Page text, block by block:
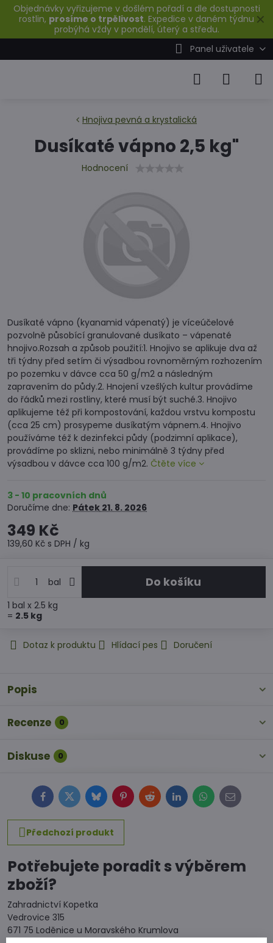
✕
Objednávky vyřizujeme v došlém pořadí a dle dostupnosti
rostlin, prosíme o trpělivost. Expedice v daném týdnu
probýhá vždy v pondělí, úterý a středu.
Panel uživatele
Hnojiva pevná a krystalická
Dusíkaté vápno 2,5 kg"
Hodnocení
Dusíkaté vápno (kyanamid vápenatý) je víceúčelové
pozvolně působící granulované dusíkato – vápenaté
hnojivo.Rozsah a způsob použití:1. Hnojivo se aplikuje dva až
tři týdny před setím či výsadbou rovnoměrným rozhozením
po pozemku v dávce cca 50 g/m2 a následným
zapravením do půdy.2. Hnojení vzešlých kultur provádíme
do řádků mezi rostliny, které musí být suché.3. Hnojivo
aplikujeme též při kompostování, každou vrstvu kompostu
(cca 25 cm) prosypeme dusíkatým vápnem.4. Hnojivo
používáme též k dezinfekci půdy (podzimní aplikace),
provádíme po sklizni, nebo minimálně 3 týdny před
výsadbou v dávce cca 100 g/m2. Čtěte více
3 - 10 pracovních dnů
Doručíme dne: Pátek 21. 8. 2026
349 Kč
139,60 Kč s DPH / kg
bal Do košíku
1 bal x 2.5 kg
= 2.5 kg
Dotaz k produktu Hlídací pes Doručení
Popis
Recenze 0
Diskuse 0
FacebookTwitterBlueskyPinterestRedditLinkedInWhatsApp
E-
mail
Předchozí produkt
Potřebujete poradit s výběrem
zboží?
Zahradnictví Kopetka
Vedrovice 315
671 75 Loděnice u Moravského Krumlova